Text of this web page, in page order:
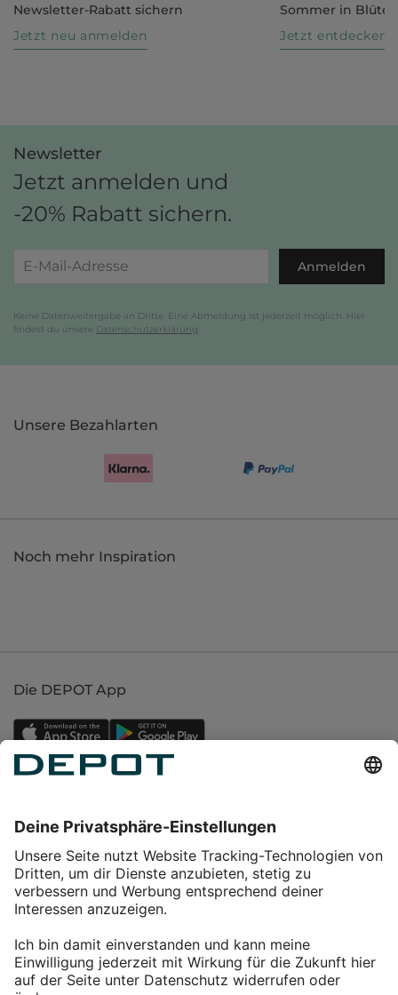
Newsletter-Rabatt sichern
Jetzt neu anmelden
Sommer in Blüte
Jetzt entdecken
Newsletter
Jetzt anmelden und
-20% Rabatt sichern.
Anmelden
Keine Datenweitergabe an Dritte. Eine Abmeldung ist jederzeit möglich. Hier
findest du unsere Datenschutzerklärung
Unsere Bezahlarten
Noch mehr Inspiration
Die DEPOT App
Service
Über DEPOT
Kontakt